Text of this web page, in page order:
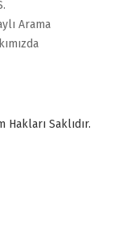
Arama
Hakları Saklıdır.